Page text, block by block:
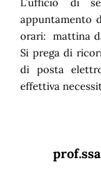
appuntamento
orari: mattina
Si prega di
di posta
effettiva